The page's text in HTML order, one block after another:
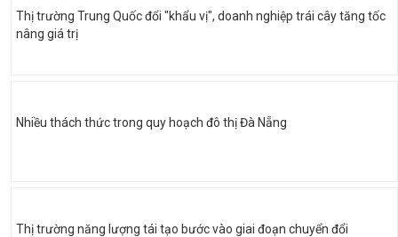
Thị trường Trung Quốc đổi "khẩu vị", doanh nghiệp trái cây tăng tốc
nâng giá trị
Nhiều thách thức trong quy hoạch đô thị Đà Nẵng
Thị trường năng lượng tái tạo bước vào giai đoạn chuyển đổi